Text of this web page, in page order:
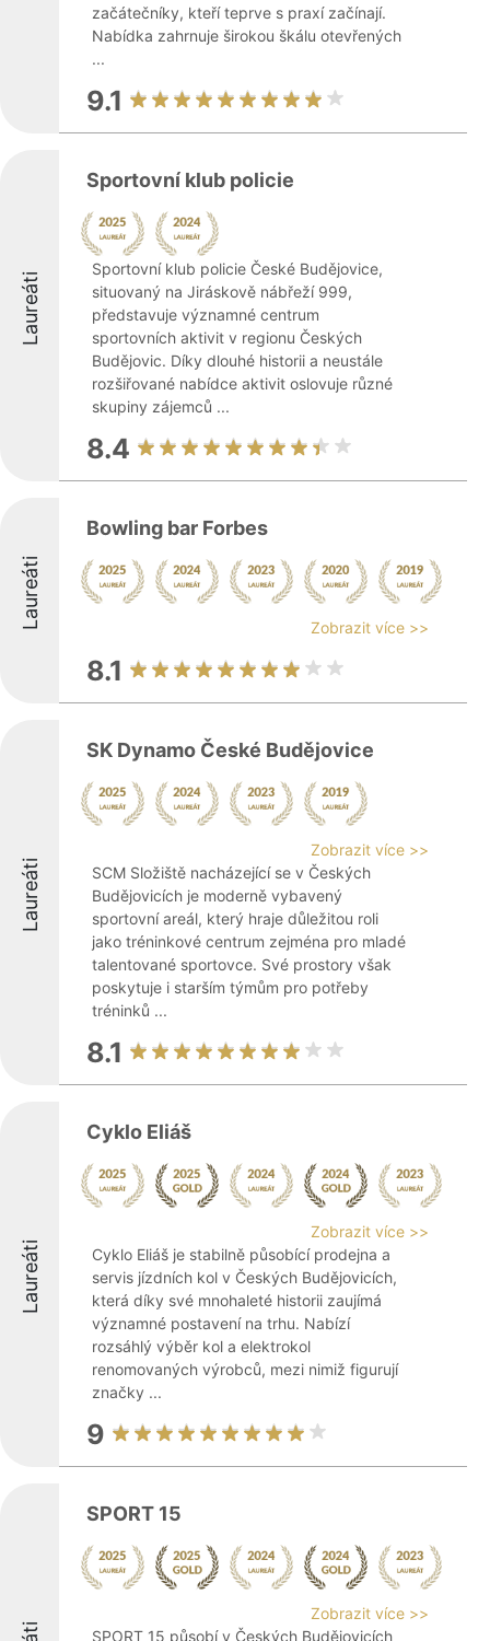
začátečníky, kteří teprve s praxí začínají.
Nabídka zahrnuje širokou škálu otevřených
...
9.1
Laureáti
Sportovní klub policie
Sportovní klub policie České Budějovice,
situovaný na Jiráskově nábřeží 999,
představuje významné centrum
sportovních aktivit v regionu Českých
Budějovic. Díky dlouhé historii a neustále
rozšiřované nabídce aktivit oslovuje různé
skupiny zájemců ...
8.4
Laureáti
Bowling bar Forbes
Zobrazit více >>
8.1
Laureáti
SK Dynamo České Budějovice
Zobrazit více >>
SCM Složiště nacházející se v Českých
Budějovicích je moderně vybavený
sportovní areál, který hraje důležitou roli
jako tréninkové centrum zejména pro mladé
talentované sportovce. Své prostory však
poskytuje i starším týmům pro potřeby
tréninků ...
8.1
Laureáti
Cyklo Eliáš
Zobrazit více >>
Cyklo Eliáš je stabilně působící prodejna a
servis jízdních kol v Českých Budějovicích,
která díky své mnohaleté historii zaujímá
významné postavení na trhu. Nabízí
rozsáhlý výběr kol a elektrokol
renomovaných výrobců, mezi nimiž figurují
značky ...
9
SPORT 15
Zobrazit více >>
SPORT 15 působí v Českých Budějovicích